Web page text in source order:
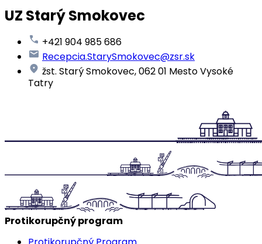
UZ Starý Smokovec
+421 904 985 686
Recepcia.StarySmokovec@zsr.sk
žst. Starý Smokovec, 062 01 Mesto Vysoké
Tatry
Protikorupčný program